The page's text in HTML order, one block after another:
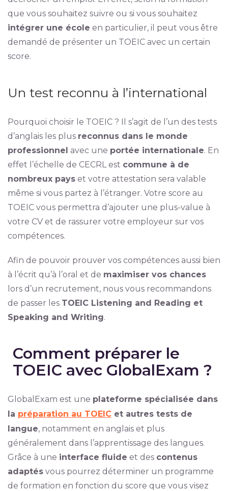
que vous souhaitez suivre ou si vous souhaitez
intégrer une école en particulier, il peut vous être
demandé de présenter un TOEIC avec un certain
score.
Un test reconnu à l’international
Pourquoi choisir le TOEIC ? Il s’agit de l’un des tests
d’anglais les plus reconnus dans le monde
professionnel avec une portée internationale. En
effet l’échelle de CECRL est commune à de
nombreux payset votre attestation sera valable
même si vous partez à l’étranger. Votre score au
TOEIC vous permettra d’ajouter une plus-value à
votre CV et de rassurer votre employeur sur vos
compétences.
Afin de pouvoir prouver vos compétences aussi bien
à l’écrit qu’à l’oral et de maximiser vos chances
lors d’un recrutement, nous vous recommandons
de passer les TOEIC Listening and Reading et
Speaking and Writing.
Comment préparer le
TOEIC avec GlobalExam ?
GlobalExam est une plateforme spécialisée dans
la préparation au TOEICet autres tests de
langue, notamment en anglais et plus
généralement dans l’apprentissage des langues.
Grâce à une interface fluide et des contenus
adaptésvous pourrez déterminer un programme
de formation en fonction du score que vous visez